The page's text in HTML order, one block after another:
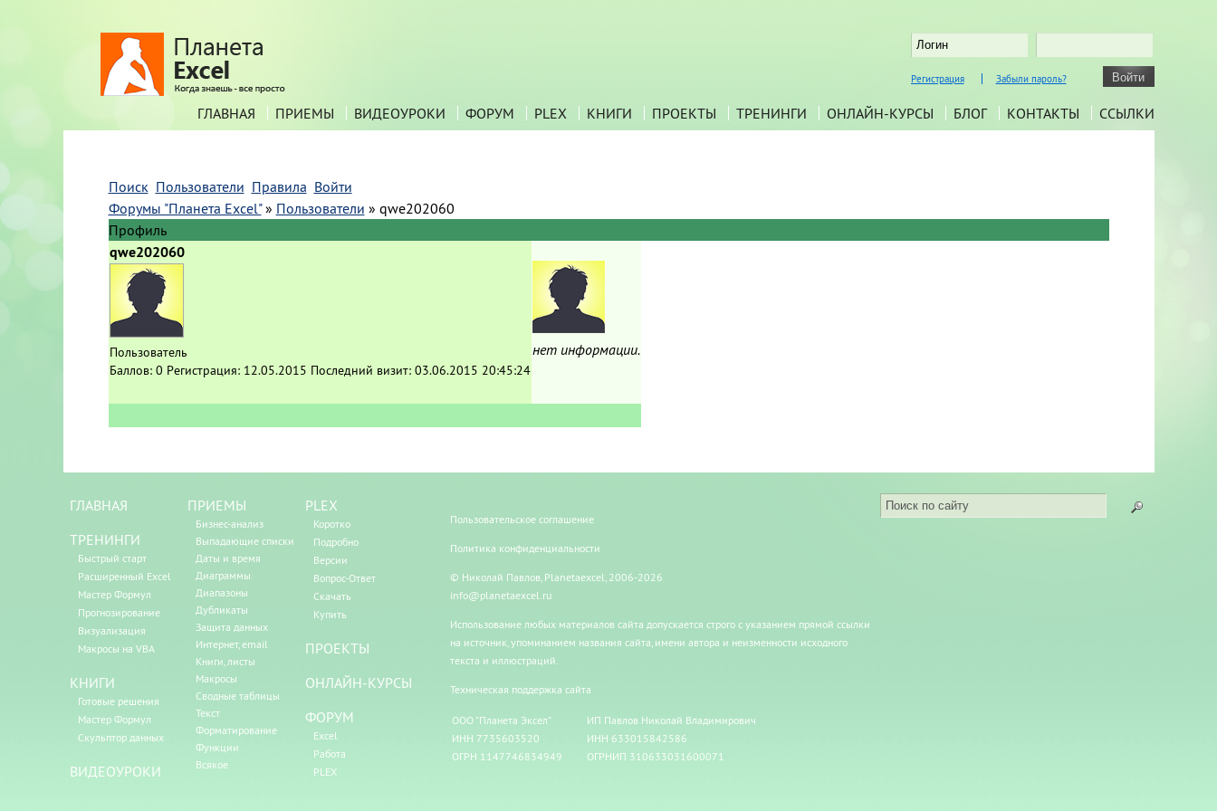
Регистрация Забыли пароль?
ГЛАВНАЯ ПРИЕМЫ ВИДЕОУРОКИ ФОРУМ PLEX КНИГИ ПРОЕКТЫ ТРЕНИНГИ ОНЛАЙН-КУРСЫ БЛОГ КОНТАКТЫ ССЫЛКИ
Поиск Пользователи Правила Войти
Форумы "Планета Excel" » Пользователи » qwe202060
Профиль
qwe202060
Пользователь
Баллов: 0 Регистрация: 12.05.2015 Последний визит: 03.06.2015 20:45:24
нет информации.
ГЛАВНАЯ
ТРЕНИНГИ
Быстрый старт
Расширенный Excel
Мастер Формул
Прогнозирование
Визуализация
Макросы на VBA
КНИГИ
Готовые решения
Мастер Формул
Скульптор данных
ВИДЕОУРОКИ
ПРИЕМЫ
Бизнес-анализ
Выпадающие списки
Даты и время
Диаграммы
Диапазоны
Дубликаты
Защита данных
Интернет, email
Книги, листы
Макросы
Сводные таблицы
Текст
Форматирование
Функции
Всякое
PLEX
Коротко
Подробно
Версии
Вопрос-Ответ
Скачать
Купить
ПРОЕКТЫ
ОНЛАЙН-КУРСЫ
ФОРУМ
Excel
Работа
PLEX
Пользовательское соглашение
Политика конфиденциальности
© Николай Павлов, Planetaexcel, 2006-2026
info@planetaexcel.ru
Использование любых материалов сайта допускается строго с указанием прямой ссылки
на источник, упоминанием названия сайта, имени автора и неизменности исходного
текста и иллюстраций.
Техническая поддержка сайта
ООО "Планета Эксел"
ИНН 7735603520
ОГРН 1147746834949
ИП Павлов Николай Владимирович
ИНН 633015842586
ОГРНИП 310633031600071